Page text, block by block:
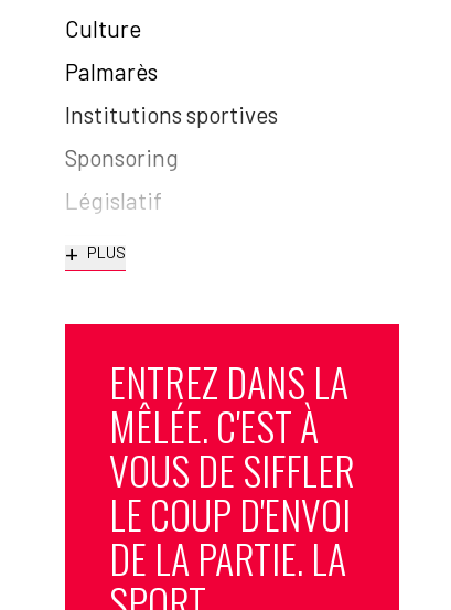
Culture
Palmarès
Institutions sportives
Sponsoring
Législatif
+ PLUS
ENTREZ DANS LA
MÊLÉE. C'EST À
VOUS DE SIFFLER
LE COUP D'ENVOI
DE LA PARTIE. LA